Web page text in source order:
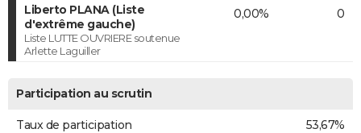
Liberto PLANA (Liste
d'extrême gauche)
Liste LUTTE OUVRIERE soutenue
Arlette Laguiller
0,00% 0
Participation au scrutin
Taux de participation 53,67%